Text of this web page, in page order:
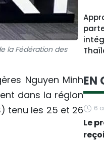
la Fédération des
Nguyen Minh
dans la région
tenu les 25 et 26
EN
6
Le